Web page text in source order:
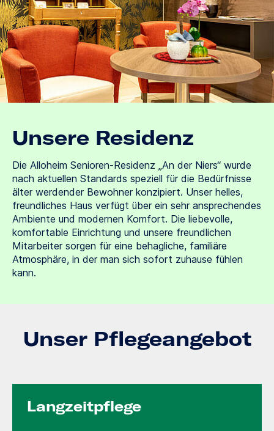
Unsere Residenz
Die Alloheim Senioren-Residenz „An der Niers“ wurde
nach aktuellen Standards speziell für die Bedürfnisse
älter werdender Bewohner konzipiert. Unser helles,
freundliches Haus verfügt über ein sehr ansprechendes
Ambiente und modernen Komfort. Die liebevolle,
komfortable Einrichtung und unsere freundlichen
Mitarbeiter sorgen für eine behagliche, familiäre
Atmosphäre, in der man sich sofort zuhause fühlen
kann.
Unser Pflegeangebot
Langzeit­pflege